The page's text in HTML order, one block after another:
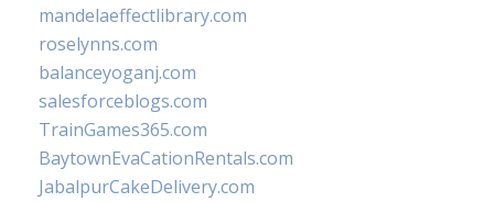
mandelaeffectlibrary.com
roselynns.com
balanceyoganj.com
salesforceblogs.com
TrainGames365.com
BaytownEvaCationRentals.com
JabalpurCakeDelivery.com